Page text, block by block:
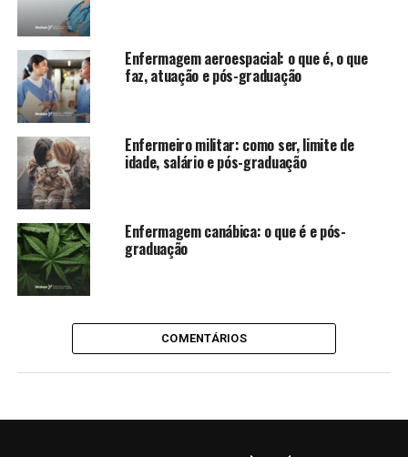
Enfermagem aeroespacial​: o que é, o que
faz, atuação e pós-graduação
Enfermeiro militar: como ser, limite de
idade, salário e pós-graduação
Enfermagem canábica: o que é e pós-
graduação
COMENTÁRIOS